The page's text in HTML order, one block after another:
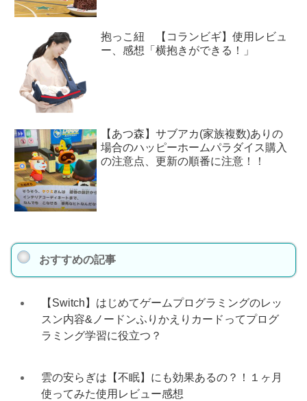
抱っこ紐 【コランビギ】使用レビュ
ー、感想「横抱きができる！」
【あつ森】サブアカ(家族複数)ありの
場合のハッピーホームパラダイス購入
の注意点、更新の順番に注意！！
おすすめの記事
【Switch】はじめてゲームプログラミングのレッ
スン内容&ノードンふりかえりカードってプログ
ラミング学習に役立つ？
雲の安らぎは【不眠】にも効果あるの？！１ヶ月
使ってみた使用レビュー感想